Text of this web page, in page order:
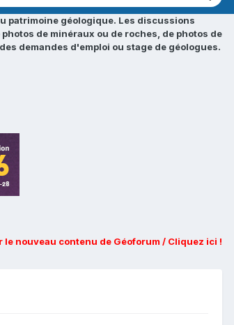
patrimoine géologique. Les discussions
de minéraux ou de roches, de photos de
demandes d'emploi ou stage de géologues.
le nouveau contenu de Géoforum / Cliquez ici !